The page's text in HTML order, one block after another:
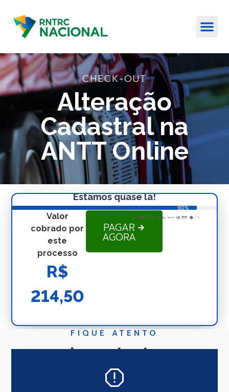
CHECK-OUT
Alteração
Cadastral na
ANTT Online
Estamos quase lá!
90%
Valor
cobrado por
este
processo
R$
214,50
PAGAR
AGORA
FIQUE ATENTO
Importante